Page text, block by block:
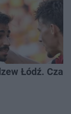
Łódź.